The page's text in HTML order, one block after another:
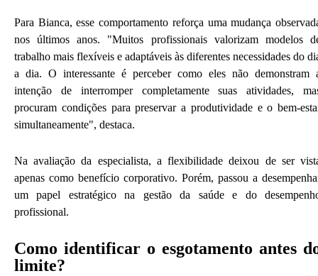
Para Bianca, esse comportamento reforça uma mudança
nos últimos anos. "Muitos profissionais valorizam modelos
trabalho mais flexíveis e adaptáveis às diferentes necessidades do
a dia. O interessante é perceber como eles não demonstram
intenção de interromper completamente suas atividades,
procuram condições para preservar a produtividade e o bem-
simultaneamente", destaca.
Na avaliação da especialista, a flexibilidade deixou de ser
apenas como benefício corporativo. Porém, passou a
um papel estratégico na gestão da saúde e do
profissional.
Como identificar o esgotamento antes
limite?